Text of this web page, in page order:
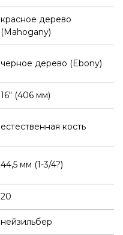
красное дерево
(Mahogany)
черное дерево (Ebony)
16" (406 мм)
естественная кость
44,5 мм (1-3/4?)
20
нейзильбер